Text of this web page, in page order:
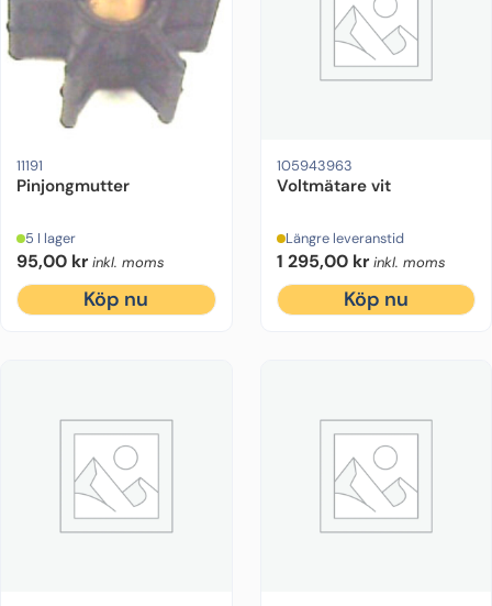
11191
Pinjongmutter
5 I lager
95,00 kr inkl. moms
Köp nu
105943963
Voltmätare vit
Längre leveranstid
1 295,00 kr inkl. moms
Köp nu